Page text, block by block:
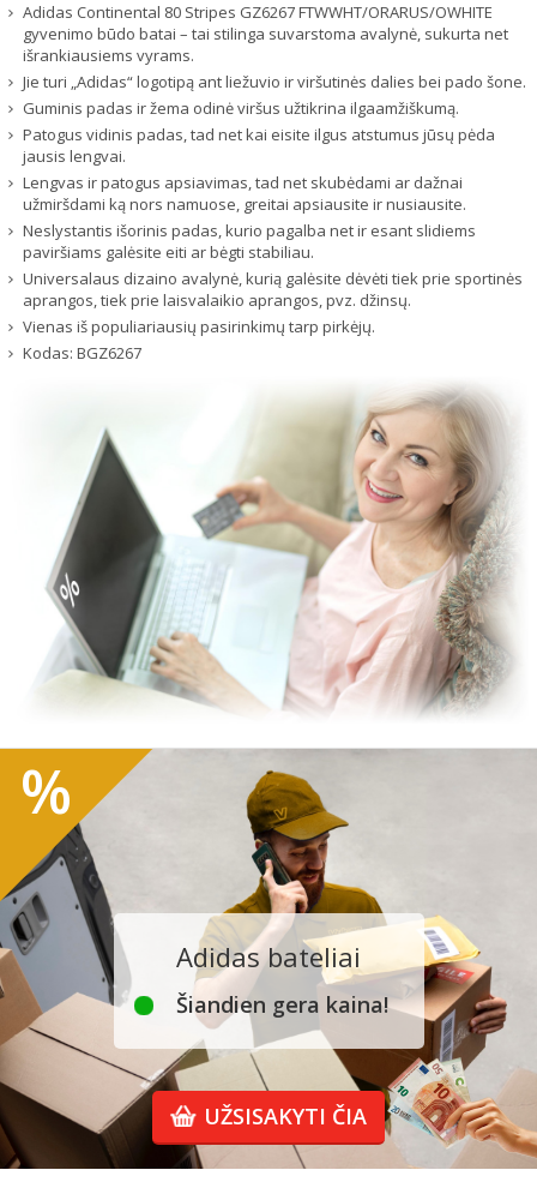
Adidas Continental 80 Stripes GZ6267 FTWWHT/ORARUS/OWHITE
gyvenimo būdo batai – tai stilinga suvarstoma avalynė, sukurta net
išrankiausiems vyrams.
Jie turi „Adidas“ logotipą ant liežuvio ir viršutinės dalies bei pado šone.
Guminis padas ir žema odinė viršus užtikrina ilgaamžiškumą.
Patogus vidinis padas, tad net kai eisite ilgus atstumus jūsų pėda
jausis lengvai.
Lengvas ir patogus apsiavimas, tad net skubėdami ar dažnai
užmiršdami ką nors namuose, greitai apsiausite ir nusiausite.
Neslystantis išorinis padas, kurio pagalba net ir esant slidiems
paviršiams galėsite eiti ar bėgti stabiliau.
Universalaus dizaino avalynė, kurią galėsite dėvėti tiek prie sportinės
aprangos, tiek prie laisvalaikio aprangos, pvz. džinsų.
Vienas iš populiariausių pasirinkimų tarp pirkėjų.
Kodas: BGZ6267
Adidas bateliai
Šiandien gera kaina!
UŽSISAKYTI ČIA
%